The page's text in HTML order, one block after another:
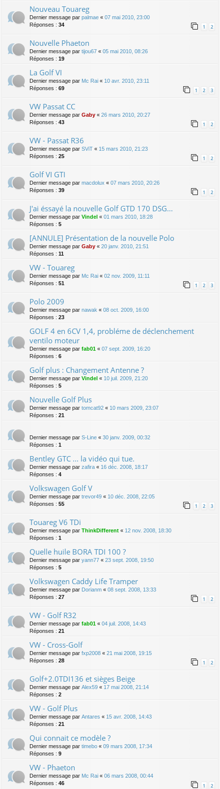
Nouveau Touareg
Dernier message par palmae « 07 mai 2010, 23:00
Réponses : 34 1 2
Nouvelle Phaeton
Dernier message par tijou67 « 05 mai 2010, 08:26
Réponses : 19
La Golf VI
Dernier message par Mc Rai « 10 avr. 2010, 23:11
Réponses : 69 1 2 3
VW Passat CC
Dernier message par Gaby « 26 mars 2010, 20:27
Réponses : 43 1 2
VW - Passat R36
Dernier message par SViT « 15 mars 2010, 21:23
Réponses : 25 1 2
Golf VI GTI
Dernier message par macdolux « 07 mars 2010, 20:26
Réponses : 39 1 2
J'ai éssayé la nouvelle Golf GTD 170 DSG...
Dernier message par Vindel « 01 mars 2010, 18:28
Réponses : 5
[ANNULE] Présentation de la nouvelle Polo
Dernier message par Gaby « 20 janv. 2010, 21:51
Réponses : 11
VW - Touareg
Dernier message par Mc Rai « 02 nov. 2009, 11:11
Réponses : 51 1 2 3
Polo 2009
Dernier message par nawak « 08 oct. 2009, 16:00
Réponses : 23
GOLF 4 en 6CV 1,4, probléme de déclenchement
ventilo moteur
Dernier message par fab01 « 07 sept. 2009, 16:20
Réponses : 6
Golf plus : Changement Antenne ?
Dernier message par Vindel « 10 juil. 2009, 21:20
Réponses : 5
Nouvelle Golf Plus
Dernier message par tomcat92 « 10 mars 2009, 23:07
Réponses : 21
Dernier message par S-Line « 30 janv. 2009, 00:32
Réponses : 1
Bentley GTC ... la vidéo qui tue.
Dernier message par zafira « 16 déc. 2008, 18:17
Réponses : 4
Volkswagen Golf V
Dernier message par trevor49 « 10 déc. 2008, 22:05
Réponses : 55 1 2 3
Touareg V6 TDi
Dernier message par ThinkDifferent « 12 nov. 2008, 18:30
Réponses : 1
Quelle huile BORA TDI 100 ?
Dernier message par yann77 « 23 sept. 2008, 19:50
Réponses : 5
Volkswagen Caddy Life Tramper
Dernier message par Dorianm « 08 sept. 2008, 13:33
Réponses : 27 1 2
VW - Golf R32
Dernier message par fab01 « 04 juil. 2008, 14:43
Réponses : 21
VW - Cross-Golf
Dernier message par fxp2008 « 21 mai 2008, 19:15
Réponses : 28 1 2
Golf+2.0TDI136 et sièges Beige
Dernier message par Alex59 « 17 mai 2008, 21:14
Réponses : 2
VW - Golf Plus
Dernier message par Antares « 15 avr. 2008, 14:43
Réponses : 21
Qui connait ce modèle ?
Dernier message par timebo « 09 mars 2008, 17:34
Réponses : 9
VW - Phaeton
Dernier message par Mc Rai « 06 mars 2008, 00:44
Réponses : 46 1 2